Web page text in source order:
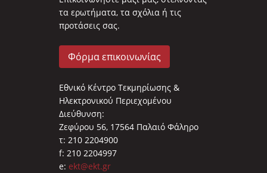
τα ερωτήματα, τα σχόλια ή τις
προτάσεις σας.
Φόρμα επικοινωνίας
Εθνικό Κέντρο Τεκμηρίωσης &
Ηλεκτρονικού Περιεχομένου
Διεύθυνση:
Ζεφύρου 56, 17564 Παλαιό Φάληρο
τ: 210 2204900
f: 210 2204997
e: ekt@ekt.gr